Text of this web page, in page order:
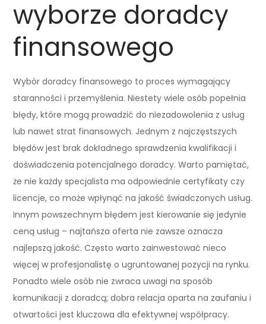
wyborze doradcy
finansowego
Wybór doradcy finansowego to proces wymagający
staranności i przemyślenia. Niestety wiele osób popełnia
błędy, które mogą prowadzić do niezadowolenia z usług
lub nawet strat finansowych. Jednym z najczęstszych
błędów jest brak dokładnego sprawdzenia kwalifikacji i
doświadczenia potencjalnego doradcy. Warto pamiętać,
że nie każdy specjalista ma odpowiednie certyfikaty czy
licencje, co może wpłynąć na jakość świadczonych usług.
Innym powszechnym błędem jest kierowanie się jedynie
ceną usług – najtańsza oferta nie zawsze oznacza
najlepszą jakość. Często warto zainwestować nieco
więcej w profesjonalistę o ugruntowanej pozycji na rynku.
Ponadto wiele osób nie zwraca uwagi na sposób
komunikacji z doradcą; dobra relacja oparta na zaufaniu i
otwartości jest kluczowa dla efektywnej współpracy.